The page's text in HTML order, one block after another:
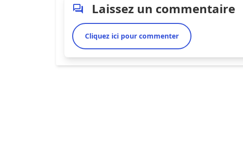
Laissez un commentaire
Cliquez ici pour commenter